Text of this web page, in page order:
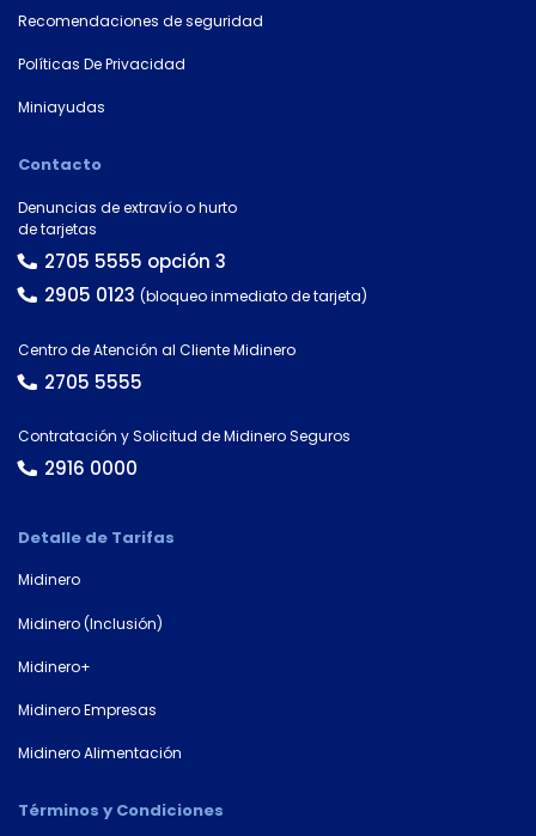
documento
Número de
documento*
Recomendaciones de seguridad
Políticas De Privacidad
Miniayudas
Contacto
Denuncias de extravío o hurto
de tarjetas
2705 5555 opción 3
2905 0123 (bloqueo inmediato de tarjeta)
Centro de Atención al Cliente Midinero
2705 5555
Contratación y Solicitud de Midinero Seguros
2916 0000
Detalle de Tarifas
Midinero
Midinero (Inclusión)
Midinero+
Midinero Empresas
Midinero Alimentación
Términos y Condiciones